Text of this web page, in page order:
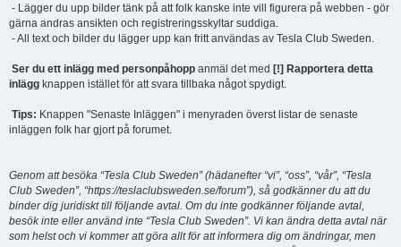
- Lägger du upp bilder tänk på att folk kanske inte vill figurera på webben - gör
gärna andras ansikten och registreringsskyltar suddiga.
- All text och bilder du lägger upp kan fritt användas av Tesla Club Sweden.
Ser du ett inlägg med personpåhopp anmäl det med [!] Rapportera detta
inlägg knappen istället för att svara tillbaka något spydigt.
Tips: Knappen "Senaste Inläggen" i menyraden överst listar de senaste
inläggen folk har gjort på forumet.
Genom att besöka “Tesla Club Sweden” (hädanefter “vi”, “oss”, “vår”, “Tesla
Club Sweden”, “https://teslaclubsweden.se/forum”), så godkänner du att du
binder dig juridiskt till följande avtal. Om du inte godkänner följande avtal,
besök inte eller använd inte “Tesla Club Sweden”. Vi kan ändra detta avtal när
som helst och vi kommer att göra allt för att informera dig om ändringar, men